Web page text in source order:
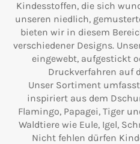
Kindesstoffen, die sich
unseren niedlich,
bieten wir in diesem
verschiedener Designs.
eingewebt, aufgestickt
Druckverfahren auf
Unser Sortiment
inspiriert aus dem
Flamingo, Papagei, Tiger
Waldtiere wie Eule, Igel,
Nicht fehlen dürfen